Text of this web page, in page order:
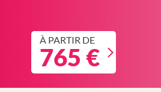
À PARTIR DE
765 €